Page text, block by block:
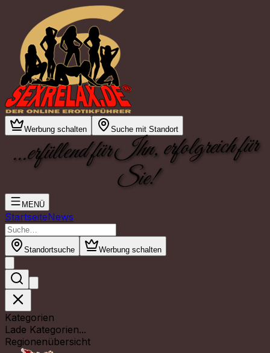
Werbung schalten Suche mit Standort
...erfüllend für Ihn, erfolgreich für
Sie!
MENÜ
StartseiteNews
Standortsuche Werbung schalten
Kategorien
Lade Kategorien...
Regionenübersicht